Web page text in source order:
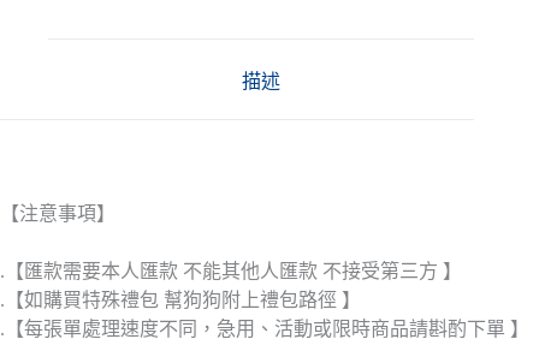
描述
【注意事項】
.【匯款需要本人匯款 不能其他人匯款 不接受第三方 】
.【如購買特殊禮包 幫狗狗附上禮包路徑 】
.【每張單處理速度不同，急用、活動或限時商品請斟酌下單 】